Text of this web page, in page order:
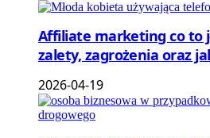
Affiliate marketing co to
zalety, zagrożenia oraz
2026-04-19